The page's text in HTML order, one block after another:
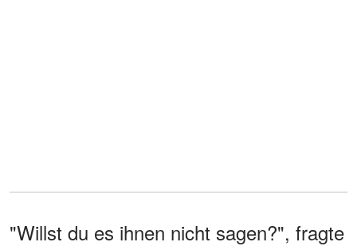
"Willst du es ihnen nicht sagen?", fragte